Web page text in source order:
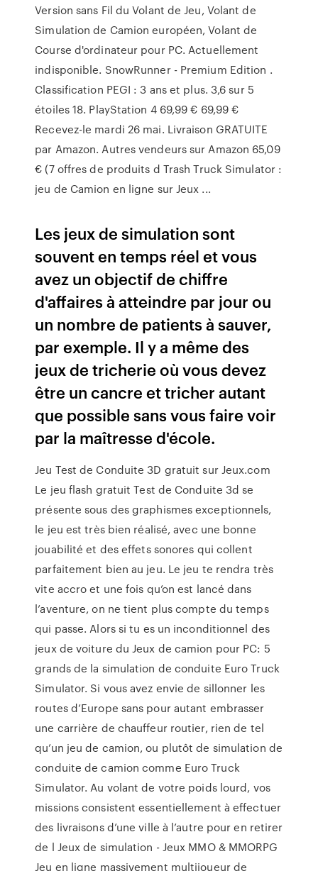
Version sans Fil du Volant de Jeu, Volant de
Simulation de Camion européen, Volant de
Course d'ordinateur pour PC. Actuellement
indisponible. SnowRunner - Premium Edition .
Classification PEGI : 3 ans et plus. 3,6 sur 5
étoiles 18. PlayStation 4 69,99 € 69,99 €
Recevez-le mardi 26 mai. Livraison GRATUITE
par Amazon. Autres vendeurs sur Amazon 65,09
€ (7 offres de produits d Trash Truck Simulator :
jeu de Camion en ligne sur Jeux ...
Les jeux de simulation sont
souvent en temps réel et vous
avez un objectif de chiffre
d'affaires à atteindre par jour ou
un nombre de patients à sauver,
par exemple. Il y a même des
jeux de tricherie où vous devez
être un cancre et tricher autant
que possible sans vous faire voir
par la maîtresse d'école.
Jeu Test de Conduite 3D gratuit sur Jeux.com
Le jeu flash gratuit Test de Conduite 3d se
présente sous des graphismes exceptionnels,
le jeu est très bien réalisé, avec une bonne
jouabilité et des effets sonores qui collent
parfaitement bien au jeu. Le jeu te rendra très
vite accro et une fois qu’on est lancé dans
l’aventure, on ne tient plus compte du temps
qui passe. Alors si tu es un inconditionnel des
jeux de voiture du Jeux de camion pour PC: 5
grands de la simulation de conduite Euro Truck
Simulator. Si vous avez envie de sillonner les
routes d’Europe sans pour autant embrasser
une carrière de chauffeur routier, rien de tel
qu’un jeu de camion, ou plutôt de simulation de
conduite de camion comme Euro Truck
Simulator. Au volant de votre poids lourd, vos
missions consistent essentiellement à effectuer
des livraisons d’une ville à l’autre pour en retirer
de l Jeux de simulation - Jeux MMO & MMORPG
Jeu en ligne massivement multijoueur de